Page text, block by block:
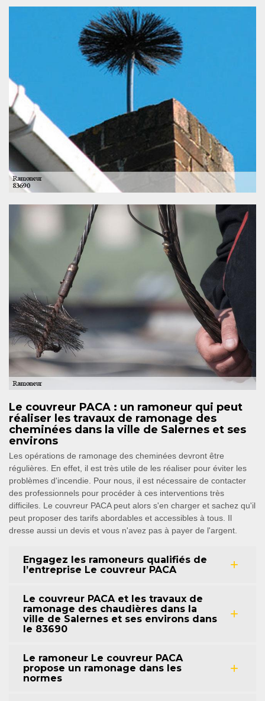
Le couvreur PACA : un ramoneur qui peut
réaliser les travaux de ramonage des
cheminées dans la ville de Salernes et ses
environs
Les opérations de ramonage des cheminées devront être
régulières. En effet, il est très utile de les réaliser pour éviter les
problèmes d'incendie. Pour nous, il est nécessaire de contacter
des professionnels pour procéder à ces interventions très
difficiles. Le couvreur PACA peut alors s'en charger et sachez qu'il
peut proposer des tarifs abordables et accessibles à tous. Il
dresse aussi un devis et vous n'avez pas à payer de l'argent.
Engagez les ramoneurs qualifiés de
l’entreprise Le couvreur PACA
Le couvreur PACA et les travaux de
ramonage des chaudières dans la
ville de Salernes et ses environs dans
le 83690
Le ramoneur Le couvreur PACA
propose un ramonage dans les
normes